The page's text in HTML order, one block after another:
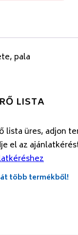
pala
LISTA
lista üres, adjon
el az
több termékből!